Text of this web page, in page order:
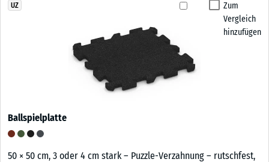
Zum
Vergleich
hinzufügen
UZ
Ballspielplatte
50 × 50 cm, 3 oder 4 cm stark – Puzzle-Verzahnung – rutschfest,